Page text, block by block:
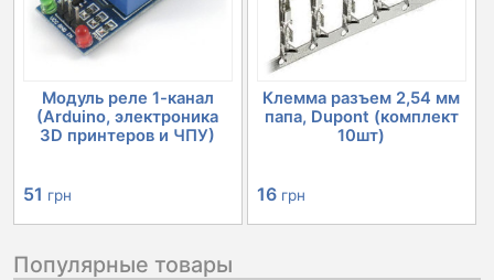
Модуль реле 1-канал
(Arduino, электроника
3D принтеров и ЧПУ)
51 грн
Клемма разъем 2,54 мм
папа, Dupont (комплект
10шт)
16 грн
Популярные товары